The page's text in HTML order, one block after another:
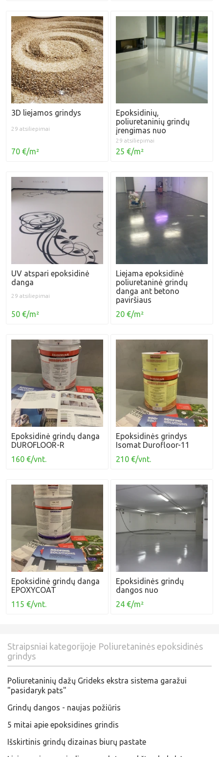
3D liejamos grindys
29 atsiliepimai
70 €/m²
Epoksidinių,
poliuretaninių grindų
įrengimas nuo
29 atsiliepimai
25 €/m²
UV atspari epoksidinė
danga
29 atsiliepimai
50 €/m²
Liejama epoksidinė
poliuretaninė grindų
danga ant betono
paviršiaus
20 €/m²
Epoksidinė grindų danga
DUROFLOOR-R
160 €/vnt.
Epoksidinės grindys
Isomat Durofloor-11
210 €/vnt.
Epoksidinė grindų danga
EPOXYCOAT
115 €/vnt.
Epoksidinės grindų
dangos nuo
24 €/m²
Straipsniai kategorijoje Poliuretaninės epoksidinės
grindys
Poliuretaninių dažų Grideks ekstra sistema garažui
"pasidaryk pats"
Grindų dangos - naujas požiūris
5 mitai apie epoksidines grindis
Išskirtinis grindų dizainas biurų pastate